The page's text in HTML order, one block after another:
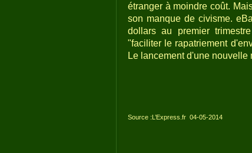
étranger à moindre coût.
son manque de civisme.
dollars au premier
"faciliter le rapatriement
Le lancement d'une
Source :L’Express.fr 04-05-2014